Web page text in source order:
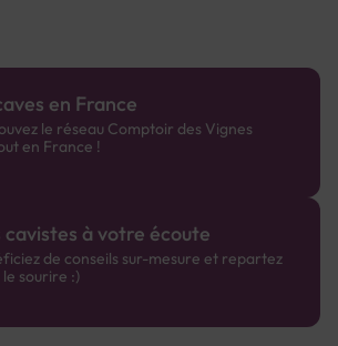
en France
le réseau Comptoir des Vignes
en France !
cavistes à votre écoute
de conseils sur-mesure et repartez
sourire :)